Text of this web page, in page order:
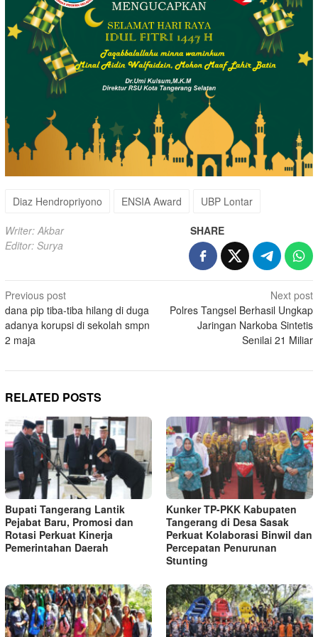
Diaz Hendropriyono ENSIA Award UBP Lontar
Writer: Akbar
Editor: Surya
SHARE
Post
navigation
Previous post
dana pip tiba-tiba hilang di duga
adanya korupsi di sekolah smpn
2 maja
Next post
Polres Tangsel Berhasil Ungkap
Jaringan Narkoba Sintetis
Senilai 21 Miliar
RELATED POSTS
Bupati Tangerang Lantik
Pejabat Baru, Promosi dan
Rotasi Perkuat Kinerja
Pemerintahan Daerah
Kunker TP-PKK Kabupaten
Tangerang di Desa Sasak
Perkuat Kolaborasi Binwil dan
Percepatan Penurunan
Stunting